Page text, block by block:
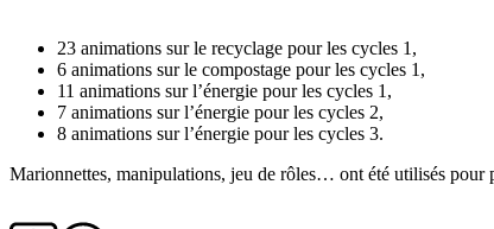
23 animations sur le recyclage pour les cycles 1,
6 animations sur le compostage pour les cycles 1,
11 animations sur l’énergie pour les cycles 1,
7 animations sur l’énergie pour les cycles 2,
8 animations sur l’énergie pour les cycles 3.
Marionnettes, manipulations, jeu de rôles… ont été utilisés pour